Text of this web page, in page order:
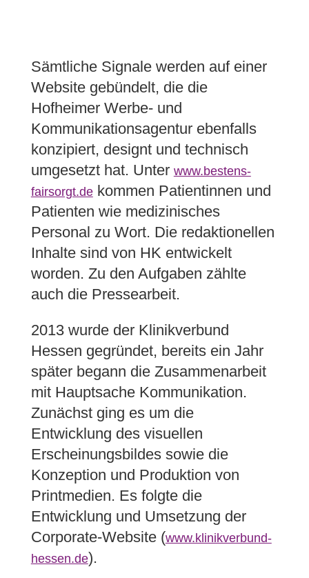
Sämtliche Signale werden auf einer
Website gebündelt, die die
Hofheimer Werbe- und
Kommunikationsagentur ebenfalls
konzipiert, designt und technisch
umgesetzt hat. Unter www.bestens-
fairsorgt.dekommen Patientinnen und
Patienten wie medizinisches
Personal zu Wort. Die redaktionellen
Inhalte sind von HK entwickelt
worden. Zu den Aufgaben zählte
auch die Pressearbeit.
2013 wurde der Klinikverbund
Hessen gegründet, bereits ein Jahr
später begann die Zusammenarbeit
mit Hauptsache Kommunikation.
Zunächst ging es um die
Entwicklung des visuellen
Erscheinungsbildes sowie die
Konzeption und Produktion von
Printmedien. Es folgte die
Entwicklung und Umsetzung der
Corporate-Website (www.klinikverbund-
hessen.de).